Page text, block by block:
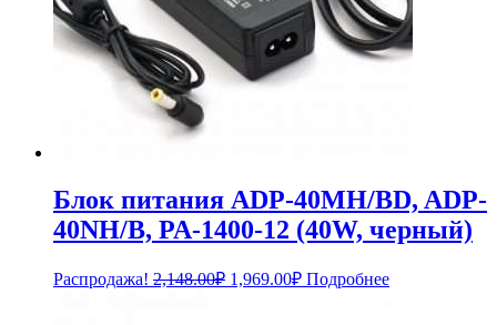
Блок питания ADP-40MH/BD, ADP-
40NH/B, PA-1400-12 (40W, черный)
Распродажа! 2,148.00₽ Первоначальная
1,969.00₽Текущая
Подробнее